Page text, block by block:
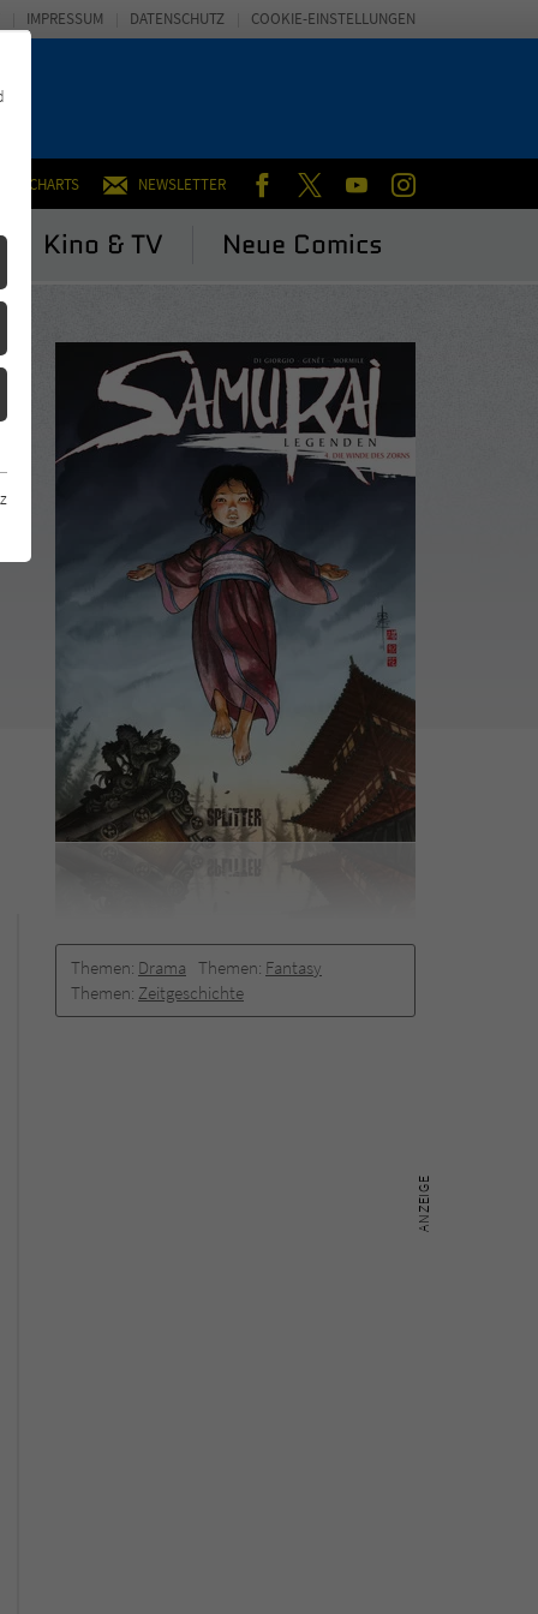
CHARTS NEWSLETTER FACEBOOKTWITTERYOUTUBEINSTAGRAM
Kino & TV Neue Comics
IMPRESSUM DATENSCHUTZ COOKIE-EINSTELLUNGEN
Themen: Drama Themen: Fantasy
Themen: Zeitgeschichte